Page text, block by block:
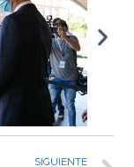
SIGUIENTE